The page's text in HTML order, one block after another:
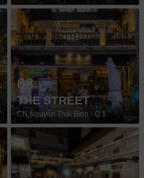
68
THE STREET
CN Nguyễn Thái Bình - Q.1